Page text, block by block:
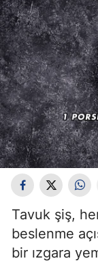
Tavuk şiş,
beslenme
bir ızgara